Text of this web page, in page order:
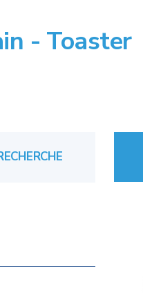
- Toaster